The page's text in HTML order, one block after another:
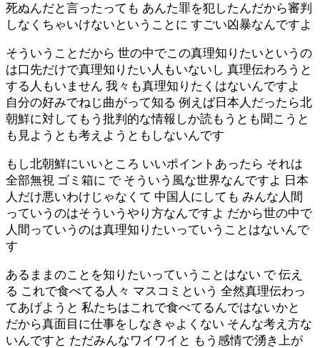
死ぬんだと言ったっても あんた罪を犯したんだから審判
しなくちゃいけないということに すごい凶暴なんですよ
そういうことだから 世の中でこの真理知りたいというの
は口先だけで真理知りたい人もいないし 真理伝わろうと
する人もいません 我々も真理知りたくはないんですよ
自分の好みでねじ曲がって知る 例えば日本人だったら北
朝鮮に対してもう批判的な情報しか読もうとも聞こうと
も見ようとも考えようともしないんです
もし北朝鮮にいいところ いいポイントあったら それは
全部無視 ゴミ箱に で そういう風な世界なんですよ 日本
人だけ悪いわけじゃなくて 中国人にしても みんな人間
っていうのはそういうやり方なんですよ だから世の中で
人間っていうのは真理知りたいっていうことはないんで
す
あるままのことを知りたいっていうことはない で 伝え
る これで食べてる人々 マスコミという 全然真理伝わっ
てあげようと 私たちはこれで食べてるんではないかと
だから真面目に仕事をしなきゃよくない そんな考え方な
いんですと ただみんなワイワイと もう感情で湧き上が